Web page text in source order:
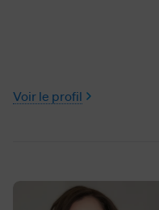
Voir le profil